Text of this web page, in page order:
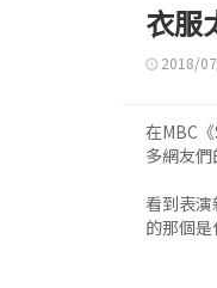
衣服
2018/
在MBC
多網友們
看到表
的那個